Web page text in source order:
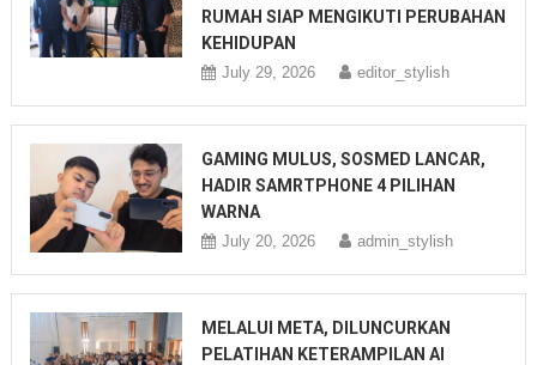
RUMAH SIAP MENGIKUTI PERUBAHAN
KEHIDUPAN
July 29, 2026 editor_stylish
GAMING MULUS, SOSMED LANCAR,
HADIR SAMRTPHONE 4 PILIHAN
WARNA
July 20, 2026 admin_stylish
MELALUI META, DILUNCURKAN
PELATIHAN KETERAMPILAN AI